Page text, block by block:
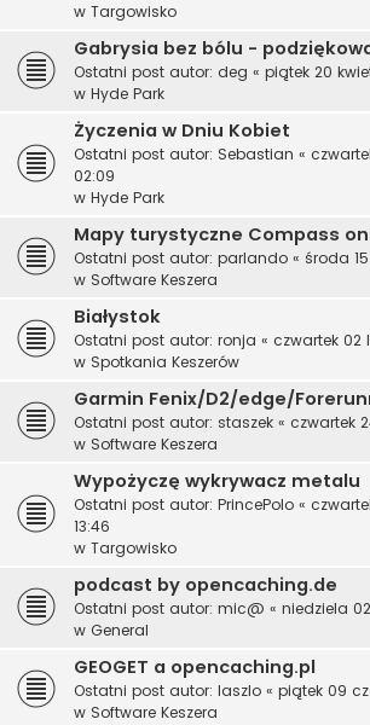
w Targowisko
Gabrysia bez bólu -
Ostatni post autor: deg « piątek 20
w Hyde Park
Życzenia w Dniu Kobiet
Ostatni post autor: Sebastian «
02:09
w Hyde Park
Mapy turystyczne Compass
Ostatni post autor: parlando « środa
w Software Keszera
Białystok
Ostatni post autor: ronja « czwartek 02
w Spotkania Keszerów
Garmin Fenix/D2/edge/
Ostatni post autor: staszek « czwartek
w Software Keszera
Wypożyczę wykrywacz metalu
Ostatni post autor: PrincePolo «
13:46
w Targowisko
podcast by opencaching.de
Ostatni post autor: mic@ « niedziela
w General
GEOGET a opencaching.pl
Ostatni post autor: laszlo « piątek 09
w Software Keszera